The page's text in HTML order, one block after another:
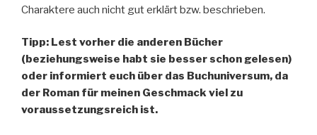
Charaktere auch nicht gut erklärt bzw. beschrieben.
Tipp: Lest vorher die anderen Bücher
(beziehungsweise habt sie besser schon gelesen)
oder informiert euch über das Buchuniversum, da
der Roman für meinen Geschmack viel zu
voraussetzungsreich ist.